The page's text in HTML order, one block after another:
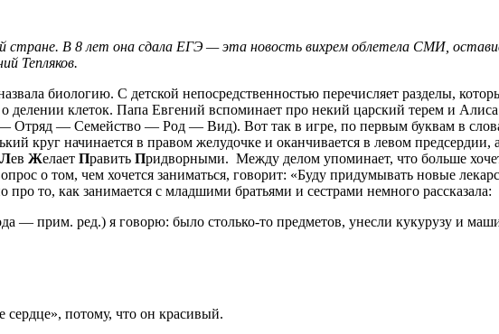
стране. В 8 лет она сдала ЕГЭ — эта новость вихрем облетела СМИ,
Тепляков.
биологию. С детской непосредственностью перечисляет разделы,
о делении клеток. Папа Евгений вспоминает про некий царский терем и
— Семейство — Род — Вид). Вот так в игре, по первым буквам в
круг начинается в правом желудочке и оканчивается в левом предсердии,
ев Желает Править Придворными. Между делом упоминает, что больше
о том, чем хочется заниматься, говорит: «Буду придумывать новые
то, как занимается с младшими братьями и сестрами немного рассказала:
прим. ред.) я говорю: было столько-то предметов, унесли кукурузу и
потому, что он красивый.